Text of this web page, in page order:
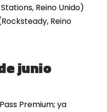
Reino Unido)
Reino
junio
Premium; ya